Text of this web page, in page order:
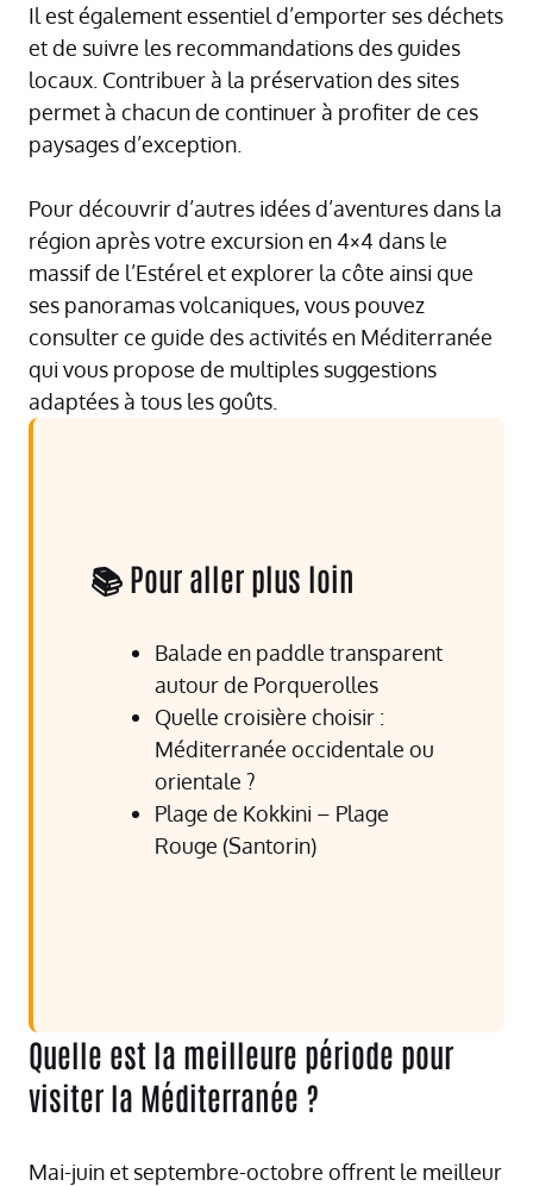
Il est également essentiel d’emporter ses déchets
et de suivre les recommandations des guides
locaux. Contribuer à la préservation des sites
permet à chacun de continuer à profiter de ces
paysages d’exception.
Pour découvrir d’autres idées d’aventures dans la
région après votre excursion en 4×4 dans le
massif de l’Estérel et explorer la côte ainsi que
ses panoramas volcaniques, vous pouvez
consulter ce guide des activités en Méditerranée
qui vous propose de multiples suggestions
adaptées à tous les goûts.
📚 Pour aller plus loin
Balade en paddle transparent
autour de Porquerolles
Quelle croisière choisir :
Méditerranée occidentale ou
orientale ?
Plage de Kokkini – Plage
Rouge (Santorin)
Quelle est la meilleure période pour
visiter la Méditerranée ?
Mai-juin et septembre-octobre offrent le meilleur